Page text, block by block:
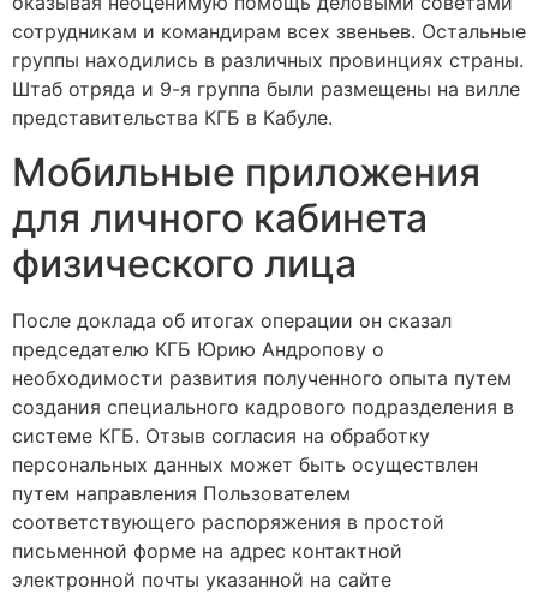
сотрудникам и командирам всех звеньев. Остальные
группы находились в различных провинциях страны.
Штаб отряда и 9-я группа были размещены на вилле
представительства КГБ в Кабуле.
Мобильные приложения
для личного кабинета
физического лица
После доклада об итогах операции он сказал
председателю КГБ Юрию Андропову о
необходимости развития полученного опыта путем
создания специального кадрового подразделения в
системе КГБ. Отзыв согласия на обработку
персональных данных может быть осуществлен
путем направления Пользователем
соответствующего распоряжения в простой
письменной форме на адрес контактной
электронной почты указанной на сайте